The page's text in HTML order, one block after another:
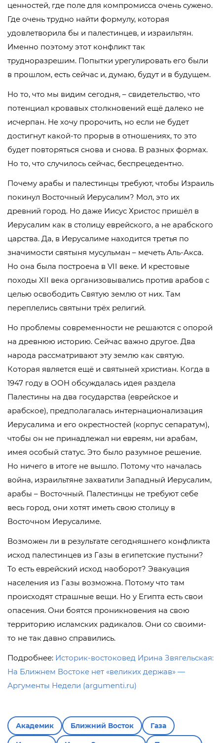
ценностей, где поле для компромисса очень сужено.
Где очень трудно найти формулу, которая
удовлетворила бы и палестинцев, и израильтян.
Именно поэтому этот конфликт так
трудноразрешим. Попытки урегулировать его были
в прошлом, есть сейчас и, думаю, будут и в будущем.
Но то, что мы видим сегодня, – свидетельство, что
потенциал кровавых столкновений ещё далеко не
исчерпан. Не хочу пророчить, но если не будет
достигнут какой-то прорыв в отношениях, то это
будет повторяться снова и снова. В разных формах.
Но то, что случилось сейчас, беспрецедентно.
Почему арабы и палестинцы требуют, чтобы Израиль
покинул Восточный Иерусалим? Мол, это их
древний город. Но даже Иисус Христос пришёл в
Иерусалим как в столицу еврейского, а не арабского
царства. Да, в Иерусалиме находится третья по
значимости святыня мусульман – мечеть Аль-Акса.
Но она была построена в VII веке. И крестовые
походы XII века организовывались против арабов с
целью освободить Святую землю от них. Там
переплелись святыни трёх религий.
Но проблемы современности не решаются с опорой
на древнюю историю. Сейчас важно другое. Два
народа рассматривают эту землю как святую.
Которая является ещё и святыней христиан. Когда в
1947 году в ООН обсуждалась идея раздела
Палестины на два государства (еврейское и
арабское), предполагалась интернационализация
Иерусалима и его окрестностей (корпус сепаратум),
чтобы он не принадлежал ни евреям, ни арабам,
имея особый статус. Это было разумное решение.
Но ничего в итоге не вышло. Потому что началась
война, израильтяне захватили Западный Иерусалим,
арабы – Восточный. Палестинцы не требуют себе
весь город, они хотят иметь свою столицу в
Восточном Иерусалиме.
Возможен ли в результате сегодняшнего конфликта
исход палестинцев из Газы в египетские пустыни?
То есть еврейский исход наоборот? Эвакуация
населения из Газы возможна. Потому что там
происходят страшные вещи. Но у Египта есть свои
опасения. Они боятся проникновения на свою
территорию исламских радикалов. Они со своими-
то не так давно справились.
Подробнее: Историк-востоковед Ирина Звягельская:
На Ближнем Востоке нет «великих держав» —
Аргументы Недели (argumenti.ru)
Академик Ближний Восток Газа